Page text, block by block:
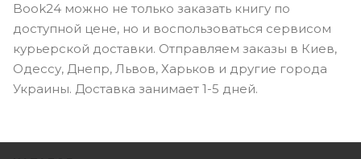
Book24 можно не только заказать книгу по
доступной цене, но и воспользоваться сервисом
курьерской доставки. Отправляем заказы в Киев,
Одессу, Днепр, Львов, Харьков и другие города
Украины. Доставка занимает 1-5 дней.